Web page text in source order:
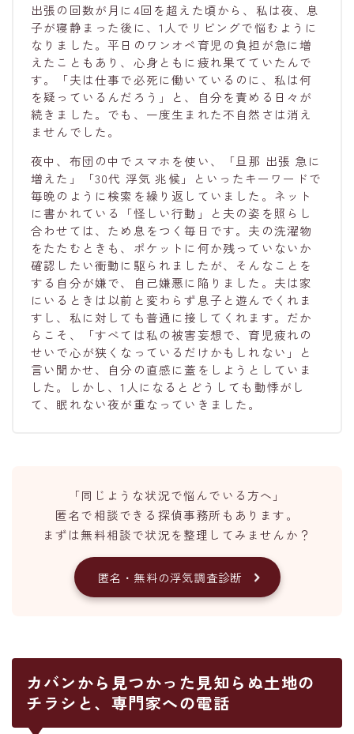
出張の回数が月に4回を超えた頃から、私は夜、息
子が寝静まった後に、1人でリビングで悩むように
なりました。平日のワンオペ育児の負担が急に増
えたこともあり、心身ともに疲れ果てていたんで
す。「夫は仕事で必死に働いているのに、私は何
を疑っているんだろう」と、自分を責める日々が
続きました。でも、一度生まれた不自然さは消え
ませんでした。
夜中、布団の中でスマホを使い、「旦那 出張 急に
増えた」「30代 浮気 兆候」といったキーワードで
毎晩のように検索を繰り返していました。ネット
に書かれている「怪しい行動」と夫の姿を照らし
合わせては、ため息をつく毎日です。夫の洗濯物
をたたむときも、ポケットに何か残っていないか
確認したい衝動に駆られましたが、そんなことを
する自分が嫌で、自己嫌悪に陥りました。夫は家
にいるときは以前と変わらず息子と遊んでくれま
すし、私に対しても普通に接してくれます。だか
らこそ、「すべては私の被害妄想で、育児疲れの
せいで心が狭くなっているだけかもしれない」と
言い聞かせ、自分の直感に蓋をしようとしていま
した。しかし、1人になるとどうしても動悸がし
て、眠れない夜が重なっていきました。
「同じような状況で悩んでいる方へ」
匿名で相談できる探偵事務所もあります。
まずは無料相談で状況を整理してみませんか？
匿名・無料の浮気調査診断
カバンから見つかった見知らぬ土地の
チラシと、専門家への電話